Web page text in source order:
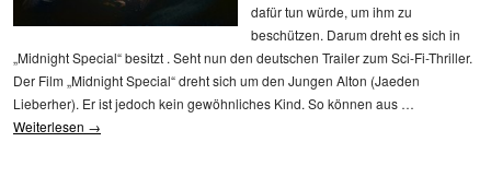
dafür tun würde, um ihm zu
beschützen. Darum dreht es sich in
„Midnight Special“ besitzt . Seht nun den deutschen Trailer zum Sci-Fi-Thriller.
Der Film „Midnight Special“ dreht sich um den Jungen Alton (Jaeden
Lieberher). Er ist jedoch kein gewöhnliches Kind. So können aus …
Weiterlesen →